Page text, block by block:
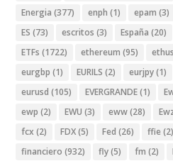
Energia (377) enph (1) epam (3)
ES (73) escritos (3) España (20)
ETFs (1722) ethereum (95)
eurgbp (1) EURILS (2) eurjpy(1)
eurusd (105) EVERGRANDE(1)
ewp (2) EWU (3) eww(28)
fcx (2) FDX(5) Fed (26) ffie (2)
financiero (932) fly(5) fm (2)